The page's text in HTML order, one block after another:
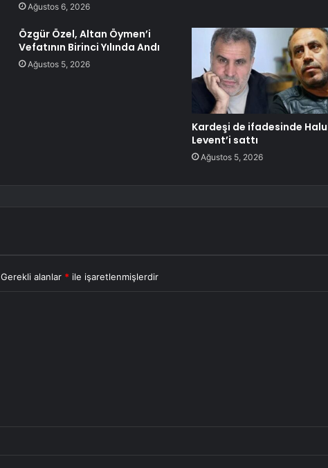
Ağustos 6, 2026
Özgür Özel, Altan Öymen’i
Vefatının Birinci Yılında Andı
Ağustos 5, 2026
Kardeşi de ifadesinde
Levent’i sattı
Ağustos 5, 2026
Gerekli alanlar * ile işaretlenmişlerdir